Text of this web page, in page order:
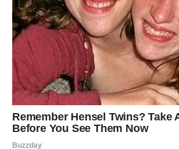
Najveća lekcija koju
donosi
Vreme je da sebe stavite
Godinama ste pokušavali da svima
i da budete oslonac ljudima koji često